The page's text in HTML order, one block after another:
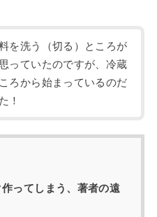
を洗う（切る）ところが
っていたのですが、冷蔵
ろから始まっているのだ
！
ってしまう、著者の遠